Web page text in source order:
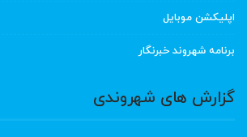
اپلیکشن موبایل
برنامه شهروند خبرنگار
گزارش های شهروندی